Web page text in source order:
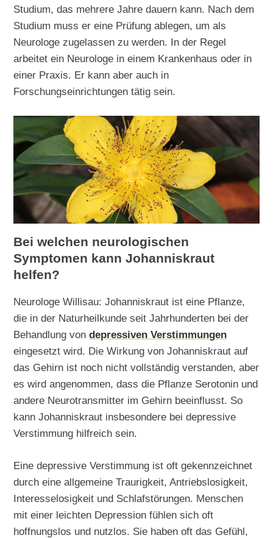
Studium, das mehrere Jahre dauern kann. Nach dem
Studium muss er eine Prüfung ablegen, um als
Neurologe zugelassen zu werden. In der Regel
arbeitet ein Neurologe in einem Krankenhaus oder in
einer Praxis. Er kann aber auch in
Forschungseinrichtungen tätig sein.
Bei welchen neurologischen
Symptomen kann Johanniskraut
helfen?
Neurologe Willisau: Johanniskraut ist eine Pflanze,
die in der Naturheilkunde seit Jahrhunderten bei der
Behandlung vondepressiven Verstimmungen
eingesetzt wird. Die Wirkung von Johanniskraut auf
das Gehirn ist noch nicht vollständig verstanden, aber
es wird angenommen, dass die Pflanze Serotonin und
andere Neurotransmitter im Gehirn beeinflusst. So
kann Johanniskraut insbesondere bei depressive
Verstimmung hilfreich sein.
Eine depressive Verstimmung ist oft gekennzeichnet
durch eine allgemeine Traurigkeit, Antriebslosigkeit,
Interesselosigkeit und Schlafstörungen. Menschen
mit einer leichten Depression fühlen sich oft
hoffnungslos und nutzlos. Sie haben oft das Gefühl,